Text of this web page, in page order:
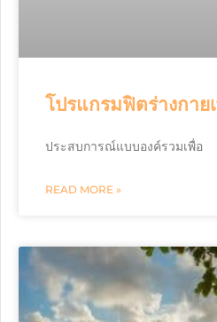
โปรแกรมฟิตร่างกาย
ประสบการณ์แบบองค์รวมเพื่อ
READ MORE »